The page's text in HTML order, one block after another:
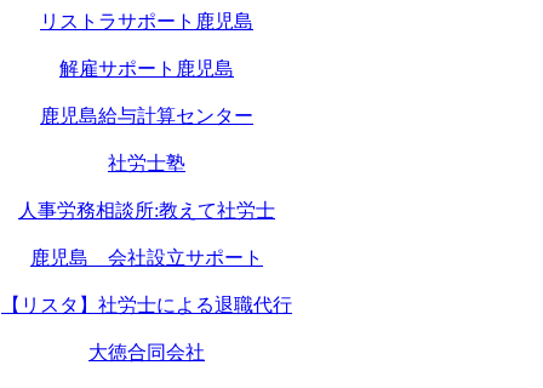
リストラサポート鹿児島
解雇サポート鹿児島
鹿児島給与計算センター
社労士塾
人事労務相談所:教えて社労士
鹿児島 会社設立サポート
【リスタ】社労士による退職代行
大徳合同会社